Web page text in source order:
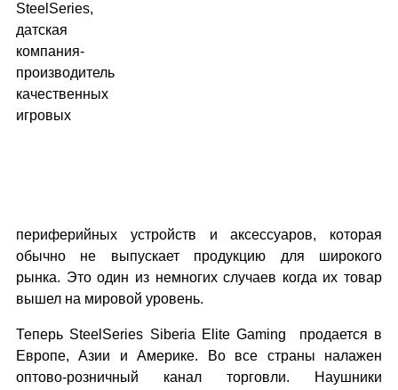
SteelSeries,
датская
компания-
производитель
качественных
игровых
периферийных устройств и аксессуаров, которая
обычно не выпускает продукцию для широкого
рынка. Это один из немногих случаев когда их товар
вышел на мировой уровень.
Теперь SteelSeries Siberia Elite Gaming продается в
Европе, Азии и Америке. Во все страны налажен
оптово-розничный канал торговли. Наушники